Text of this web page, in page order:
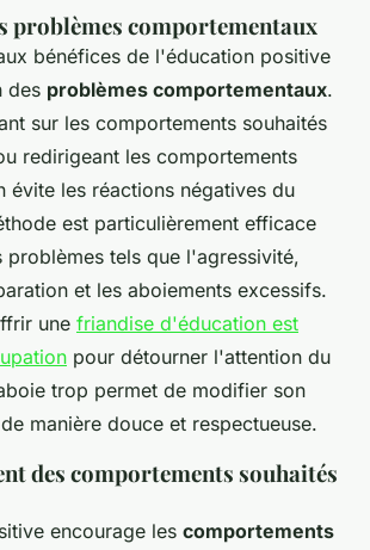
problèmes comportementaux
bénéfices de l'éducation positive
des problèmes comportementaux.
sur les comportements souhaités
redirigeant les comportements
évite les réactions négatives du
est particulièrement efficace
problèmes tels que l'agressivité,
et les aboiements excessifs.
une friandise d'éducation est
pour détourner l'attention du
trop permet de modifier son
manière douce et respectueuse.
des comportements souhaités
encourage les comportements